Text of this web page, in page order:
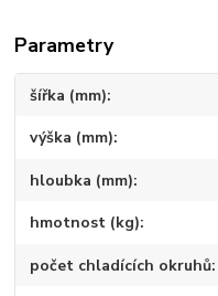
Parametry
šířka (mm)
výška (mm)
hloubka (mm)
hmotnost (kg)
počet chladících okruhů